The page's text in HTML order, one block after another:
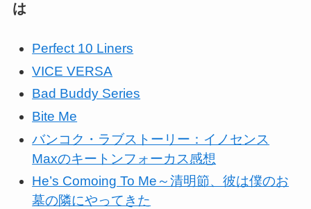
は
Perfect 10 Liners
VICE VERSA
Bad Buddy Series
Bite Me
バンコク・ラブストーリー：イノセンス
Maxのキートンフォーカス感想
He’s Comoing To Me～清明節、彼は僕のお
墓の隣にやってきた